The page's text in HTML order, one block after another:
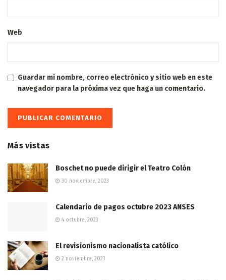
Web
Guardar mi nombre, correo electrónico y sitio web en este
navegador para la próxima vez que haga un comentario.
Más vistas
Boschet no puede dirigir el Teatro Colón
30 noviembre, 2023
Calendario de pagos octubre 2023 ANSES
4 octubre, 2023
El revisionismo nacionalista católico
2 noviembre, 2023